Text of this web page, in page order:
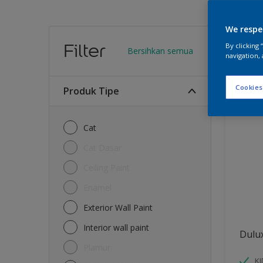
Filter Bersihkan semua
Produk Tipe
Cat
Exterior Wall Paint
Interior wall paint
We
By clicking
navigation,